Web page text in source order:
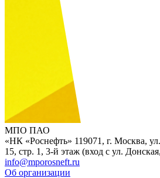
МПО ПАО
«НК «Роснефть» 119071, г. Москва,
15, стр. 1, 3-й этаж (вход с ул.
info@mporosneft.ru
Об организации